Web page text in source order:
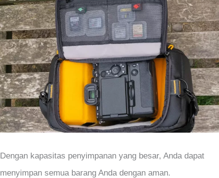
Dengan kapasitas penyimpanan yang besar, Anda dapat
menyimpan semua barang Anda dengan aman.